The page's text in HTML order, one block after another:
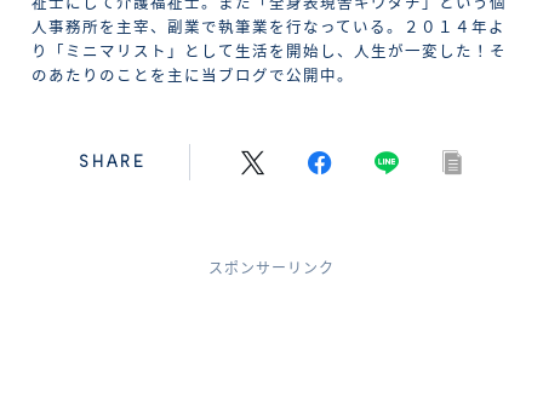
祉士にして介護福祉士。また「全身表現舎キワダチ」という個
人事務所を主宰、副業で執筆業を行なっている。２０１４年よ
り「ミニマリスト」として生活を開始し、人生が一変した！そ
のあたりのことを主に当ブログで公開中。
SHARE
スポンサーリンク